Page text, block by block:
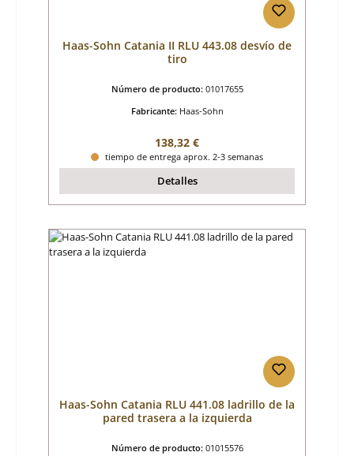
Haas-Sohn Catania II RLU 443.08 desvío de
tiro
Número de producto: 01017655
Fabricante: Haas-Sohn
Precio normal:
138,32 €
tiempo de entrega aprox. 2-3 semanas
Detalles
Haas-Sohn Catania RLU 441.08 ladrillo de la
pared trasera a la izquierda
Número de producto: 01015576